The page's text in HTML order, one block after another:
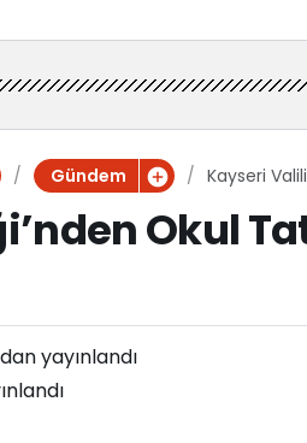
Gündem Kayseri
Okul
yayınlandı